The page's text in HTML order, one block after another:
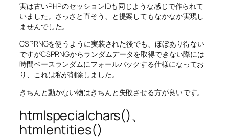
実は古いPHPのセッションIDも同じような感じで作られて
いました。さっさと直そう、と提案してもなかなか実現し
ませんでした。
CSPRNGを使うように実装された後でも、ほぼあり得ない
ですがCSPRNGからランダムデータを取得できない際には
時間ベースランダムにフォールバックする仕様になってお
り、これは私が削除しました。
きちんと動かない物はきちんと失敗させる方が良いです。
htmlspecialchars()、
htmlentities()